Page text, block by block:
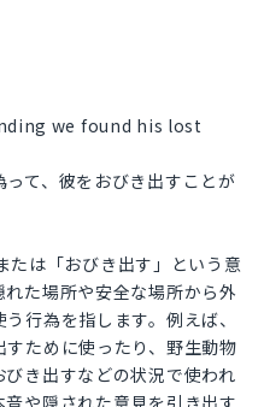
we found his lost
て、彼をおびき出すことが
たは「おびき出す」という意
た場所や安全な場所から外
行為を指します。例えば、
ために使ったり、野生動物
き出すなどの状況で使われ